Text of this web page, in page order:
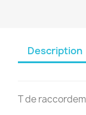
Description
T de